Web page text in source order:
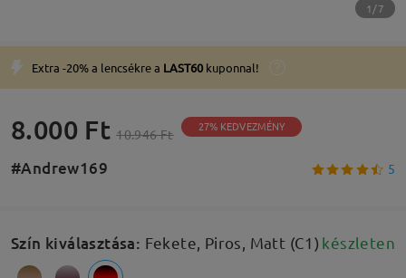
1/7
Extra -20% a lencsékre a LAST60 kuponnal!
8.000 Ft 10.946 Ft 27% KEDVEZMÉNY
#Andrew169 5
Szín kiválasztása: Fekete, Piros, Matt (C1) készleten